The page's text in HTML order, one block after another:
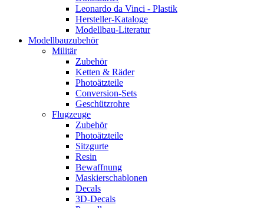
Leonardo da Vinci - Plastik
Hersteller-Kataloge
Modellbau-Literatur
Modellbauzubehör
Militär
Zubehör
Ketten & Räder
Photoätzteile
Conversion-Sets
Geschützrohre
Flugzeuge
Zubehör
Photoätzteile
Sitzgurte
Resin
Bewaffnung
Maskierschablonen
Decals
3D-Decals